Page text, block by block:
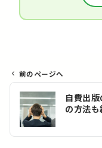
投
ビ
前のページへ
自費出
の方法